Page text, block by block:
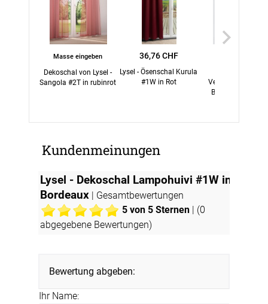
Masse eingeben
Dekoschal von Lysel -
Sangola #2T in rubinrot
36,76 CHF
Lysel - Ösenschal Kurula
#1W in Rot
Bordeauxrot #1W
Kundenmeinungen
Lysel - Dekoschal Lampohuivi #1W in
Bordeaux | Gesamtbewertungen
5 von 5 Sternen | (0
abgegebene Bewertungen)
Bewertung abgeben:
Ihr Name: